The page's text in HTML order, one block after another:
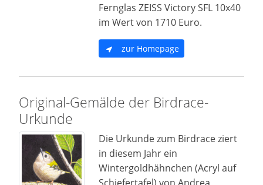
Fernglas ZEISS Victory SFL 10x40
im Wert von 1710 Euro.
zur Homepage
Original-Gemälde der Birdrace-
Urkunde
Die Urkunde zum Birdrace ziert
in diesem Jahr ein
Wintergoldhähnchen (Acryl auf